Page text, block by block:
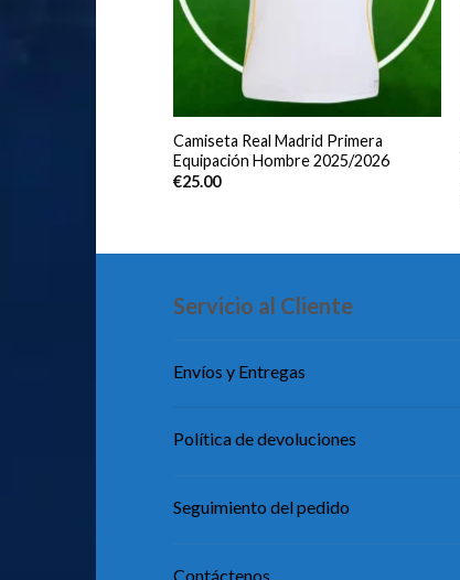
Camiseta Real Madrid Primera
Equipación Hombre 2025/2026
€25.00
Servicio al Cliente
Envíos y Entregas
Política de devoluciones
Seguimiento del pedido
Contáctenos